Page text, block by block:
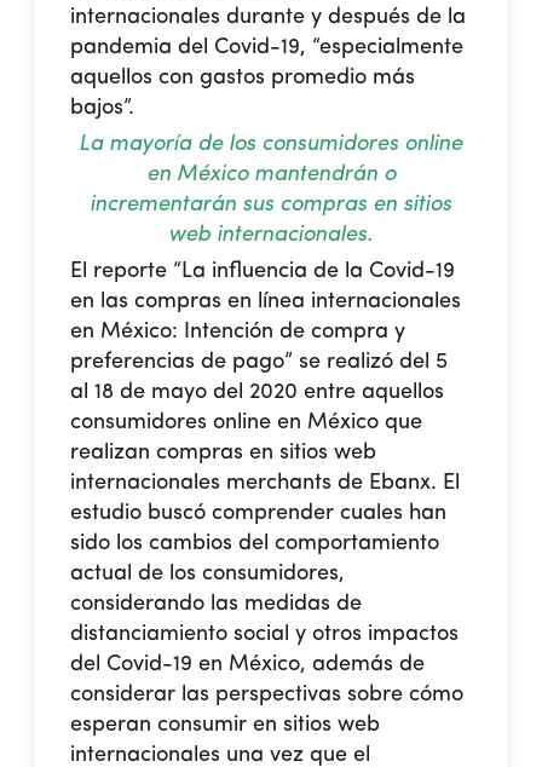
internacionales durante y después de la
pandemia del Covid-19, “especialmente
aquellos con gastos promedio más
bajos”.
La mayoría de los consumidores online
en México mantendrán o
incrementarán sus compras en sitios
web internacionales.
El reporte “La influencia de la Covid-19
en las compras en línea internacionales
en México: Intención de compra y
preferencias de pago” se realizó del 5
al 18 de mayo del 2020 entre aquellos
consumidores online en México que
realizan compras en sitios web
internacionales merchants de Ebanx. El
estudio buscó comprender cuales han
sido los cambios del comportamiento
actual de los consumidores,
considerando las medidas de
distanciamiento social y otros impactos
del Covid-19 en México, además de
considerar las perspectivas sobre cómo
esperan consumir en sitios web
internacionales una vez que el